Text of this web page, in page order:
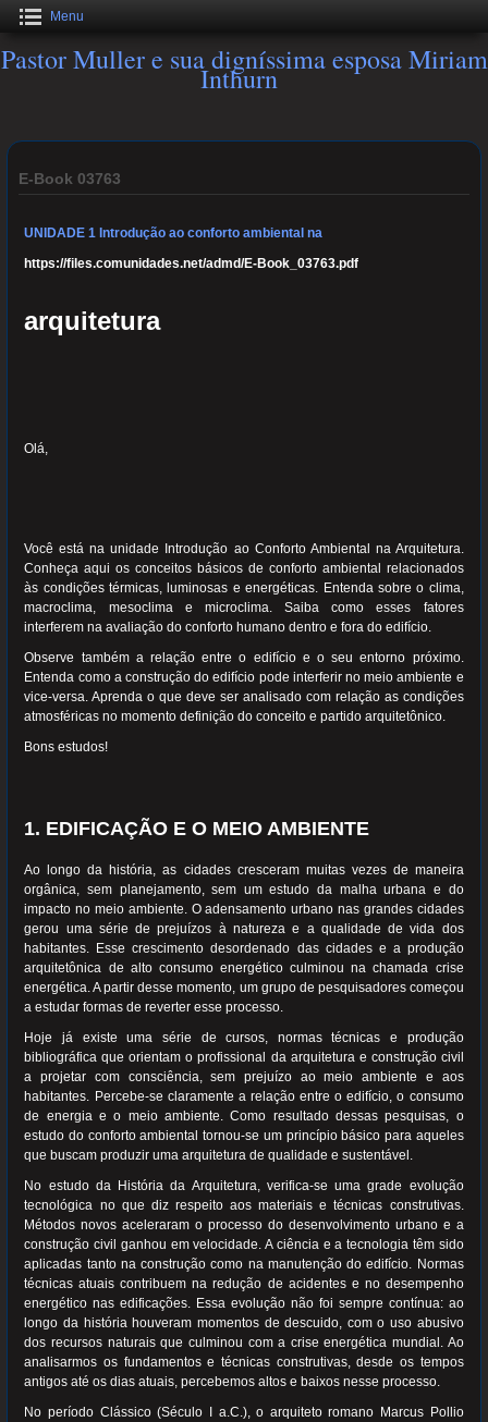
Menu
Pastor Muller e sua digníssima esposa Miriam
Inthurn
E-Book 03763
UNIDADE 1 Introdução ao conforto ambiental na
https://files.comunidades.net/admd/E-Book_03763.pdf
arquitetura
Olá,
Você está na unidade Introdução ao Conforto Ambiental na Arquitetura.
Conheça aqui os conceitos básicos de conforto ambiental relacionados
às condições térmicas, luminosas e energéticas. Entenda sobre o clima,
macroclima, mesoclima e microclima. Saiba como esses fatores
interferem na avaliação do conforto humano dentro e fora do edifício.
Observe também a relação entre o edifício e o seu entorno próximo.
Entenda como a construção do edifício pode interferir no meio ambiente e
vice-versa. Aprenda o que deve ser analisado com relação as condições
atmosféricas no momento definição do conceito e partido arquitetônico.
Bons estudos!
1. EDIFICAÇÃO E O MEIO AMBIENTE
Ao longo da história, as cidades cresceram muitas vezes de maneira
orgânica, sem planejamento, sem um estudo da malha urbana e do
impacto no meio ambiente. O adensamento urbano nas grandes cidades
gerou uma série de prejuízos à natureza e a qualidade de vida dos
habitantes. Esse crescimento desordenado das cidades e a produção
arquitetônica de alto consumo energético culminou na chamada crise
energética. A partir desse momento, um grupo de pesquisadores começou
a estudar formas de reverter esse processo.
Hoje já existe uma série de cursos, normas técnicas e produção
bibliográfica que orientam o profissional da arquitetura e construção civil
a projetar com consciência, sem prejuízo ao meio ambiente e aos
habitantes. Percebe-se claramente a relação entre o edifício, o consumo
de energia e o meio ambiente. Como resultado dessas pesquisas, o
estudo do conforto ambiental tornou-se um princípio básico para aqueles
que buscam produzir uma arquitetura de qualidade e sustentável.
No estudo da História da Arquitetura, verifica-se uma grade evolução
tecnológica no que diz respeito aos materiais e técnicas construtivas.
Métodos novos aceleraram o processo do desenvolvimento urbano e a
construção civil ganhou em velocidade. A ciência e a tecnologia têm sido
aplicadas tanto na construção como na manutenção do edifício. Normas
técnicas atuais contribuem na redução de acidentes e no desempenho
energético nas edificações. Essa evolução não foi sempre contínua: ao
longo da história houveram momentos de descuido, com o uso abusivo
dos recursos naturais que culminou com a crise energética mundial. Ao
analisarmos os fundamentos e técnicas construtivas, desde os tempos
antigos até os dias atuais, percebemos altos e baixos nesse processo.
No período Clássico (Século I a.C.), o arquiteto romano Marcus Pollio